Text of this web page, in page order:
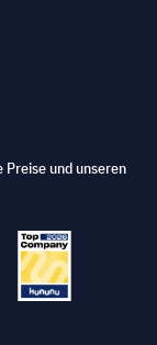
und unseren